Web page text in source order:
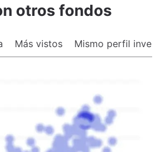
otros fondos
Más vistos Mismo perfil